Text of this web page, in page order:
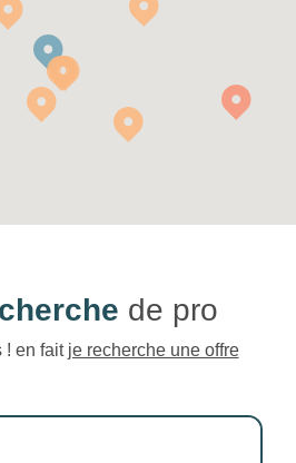
de pro
! en fait je recherche une offre